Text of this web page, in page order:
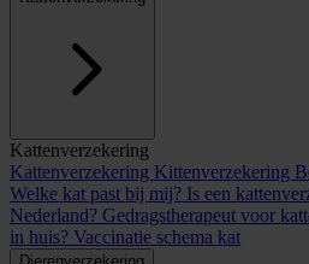
Kattenverzekering
Kattenverzekering Kittenverzekering
Welke kat past bij mij? Is een
Nederland? Gedragstherapeut voor
in huis? Vaccinatie schema kat